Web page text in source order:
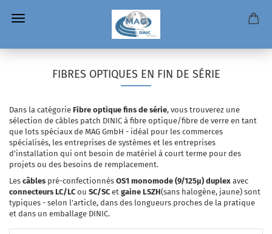
FIBRES OPTIQUES EN FIN DE SÉRIE
Dans la catégorie Fibre optique fins de série, vous trouverez une
sélection de câbles patch DINIC à fibre optique/fibre de verre en tant
que lots spéciaux de MAG GmbH - idéal pour les commerces
spécialisés, les entreprises de systèmes et les entreprises
d'installation qui ont besoin de matériel à court terme pour des
projets ou des besoins de remplacement.
Les câbles pré-confectionnés OS1 monomode (9/125µ) duplex avec
connecteurs LC/LC ou SC/SC et gaine LSZH(sans halogène, jaune) sont
typiques - selon l'article, dans des longueurs proches de la pratique
et dans un emballage DINIC.